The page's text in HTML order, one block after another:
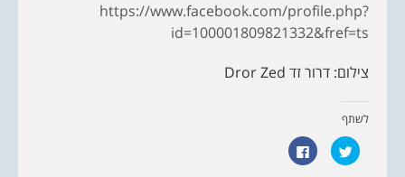
https://www.facebook.com/profile.php?
id=100001809821332&fref=ts
צילום: דרור זד Dror Zed
לשתף
ל
ח
ל
ח